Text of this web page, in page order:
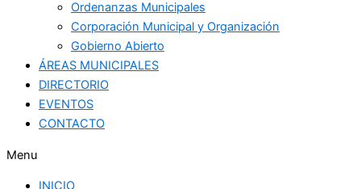
Ordenanzas Municipales
Corporación Municipal y Organización
Gobierno Abierto
ÁREAS MUNICIPALES
DIRECTORIO
EVENTOS
CONTACTO
Menu